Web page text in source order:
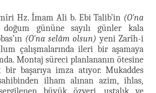
Hz. İmam Ali b. Ebi Talib’in (O'na
doğum gününe sayılı günler kala
(O'na selâm olsun) yeni Zarîh-i
çalışmalarında ileri bir aşamaya
Montaj süreci planlananın ötesine
bir başarıya imza atıyor. Mukaddes
ilham alınan azim, ihlas,